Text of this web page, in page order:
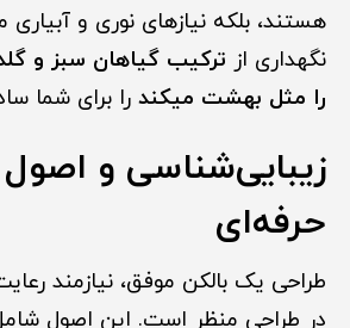
هستند، بلکه نیازهای نوری و آبیاری
نگهداری از ترکیب گیاهان سبز و
را مثل بهشت میکند را برای شما
زیبایی‌شناسی و
حرفه‌ای
طراحی یک بالکن موفق، نیازمند
در طراحی منظر است. این اصول